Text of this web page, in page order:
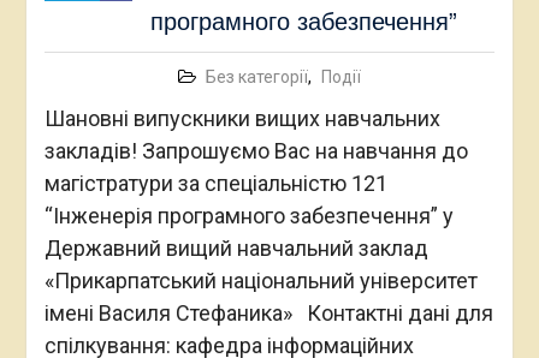
програмного забезпечення”
Без категорії, Події
Шановні випускники вищих навчальних
закладів! Запрошуємо Вас на навчання до
магістратури за спеціальністю 121
“Інженерія програмного забезпечення” у
Державний вищий навчальний заклад
«Прикарпатський національний університет
імені Василя Стефаника» Контактні дані для
спілкування: кафедра інформаційних